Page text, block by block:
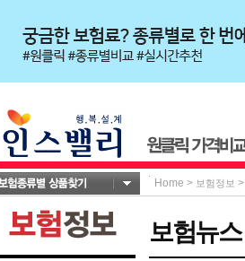
Home > 보험정보 >
보험뉴스